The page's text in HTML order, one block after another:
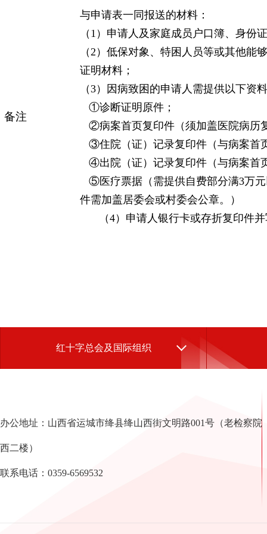
备注
与申请表一同报送的材料：
（ 1 ）申请人及家庭成员户口簿、身份
（2 ）低保对象、特困人员等或其他能
证明材料；
（3）因病致困的申请人需提供以下资
①诊断证明原件；
②病案首页复印件（须加盖医院病历
③住院（证）记录复印件（与病案首
④出院（证）记录复印件（与病案首
⑤医疗票据（需提供自费部分满3万
件需加盖居委会或村委会公章。）
（4） 申请人银行卡或存折复印件
红十字总会及国际组织
办公地址：山西省运城市绛县绛山西街文明路001号（老检察院
西二楼）
联系电话：0359-6569532